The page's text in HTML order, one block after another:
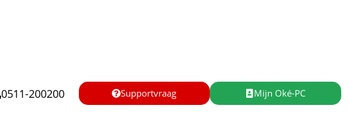
0511-200200 Supportvraag Mijn Oké-PC